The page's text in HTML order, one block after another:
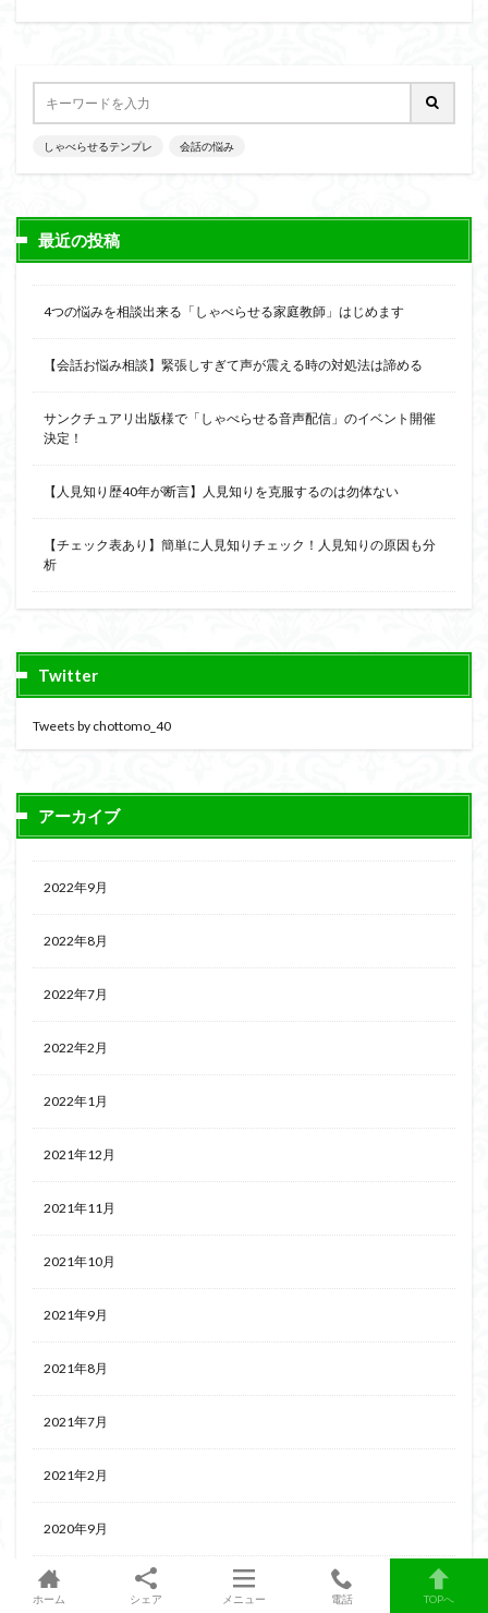
しゃべらせるテンプレ 会話の悩み
最近の投稿
4つの悩みを相談出来る「しゃべらせる家庭教師」はじめます
【会話お悩み相談】緊張しすぎて声が震える時の対処法は諦める
サンクチュアリ出版様で「しゃべらせる音声配信」のイベント開催
決定！
【人見知り歴40年が断言】人見知りを克服するのは勿体ない
【チェック表あり】簡単に人見知りチェック！人見知りの原因も分
析
Twitter
Tweets by chottomo_40
アーカイブ
2022年9月
2022年8月
2022年7月
2022年2月
2022年1月
2021年12月
2021年11月
2021年10月
2021年9月
2021年8月
2021年7月
2021年2月
2020年9月
2020年8月
ホーム シェア メニュー 電話 TOPへ